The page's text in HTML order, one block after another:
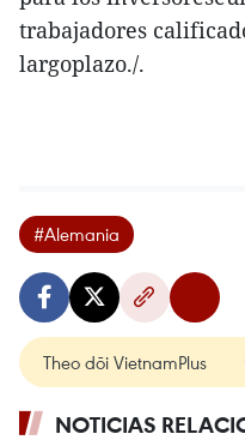
trabajadores
largoplazo./.
#Alemania
Theo dõi VietnamPlus
NOTICIAS